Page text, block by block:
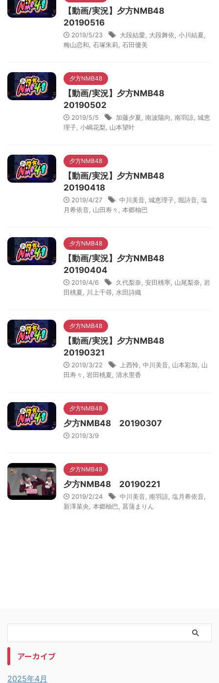
【動画/実況】夕方NMB48
20190516
2019/5/23 大段結愛 大段舞依 小川結夏
梅山恋和 石塚朱莉 石田優美
夕方NMB48
【動画/実況】夕方NMB48
20190502
2019/5/5 加藤夕夏 南波陽向 南羽諒 城恵
理子 小嶋花梨 山本望叶
夕方NMB48
【動画/実況】夕方NMB48
20190418
2019/4/27 中川美音 城恵理子 堀詩音 塩
月希依音 山田寿々 本郷柚巴
夕方NMB48
【動画/実況】夕方NMB48
20190404
2019/4/6 久代梨奈 安田桃寧 山尾梨奈 岩
田桃夏
川上千尋 水田詩織
夕方NMB48
【動画/実況】夕方NMB48
20190321
2019/3/22 上西怜 中川美音 山本彩加
山
田寿々
岩田桃夏 清水里香
夕方NMB48
夕方NMB48 20190307
2019/3/9
夕方NMB48
夕方NMB48 20190221
2019/2/24 中川美音 南羽諒 塩月希依音
新澤菜央 本郷柚巴 菖蒲まりん
アーカイブ
2025年4月